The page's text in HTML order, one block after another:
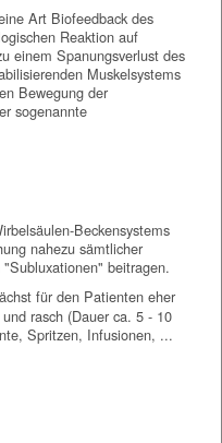
Art Biofeedback des
Reaktion auf
einem Spanungsverlust des
Muskelsystems
Bewegung der
sogenannte
Beckensystems
nahezu sämtlicher
beitragen.
für den Patienten eher
rasch (Dauer ca. 5 - 10
Spritzen, Infusionen, ...